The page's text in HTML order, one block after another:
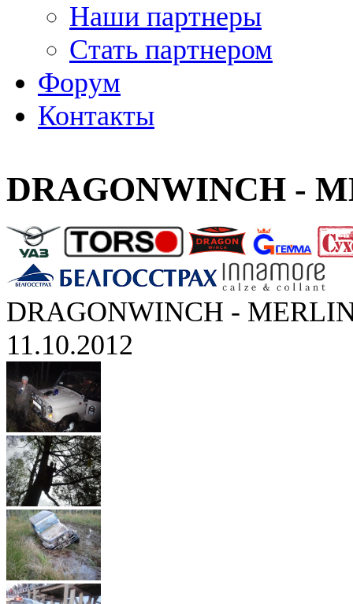
Наши партнеры
Стать партнером
Форум
Контакты
DRAGONWINCH -
DRAGONWINCH -
11.10.2012